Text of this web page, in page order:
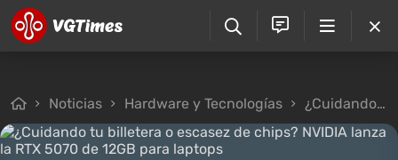
Noticias Hardware y Tecnologías ¿Cuidando tu billetera o escasez de chips? NVIDIA lanza la RTX 5070 de 12GB para laptops